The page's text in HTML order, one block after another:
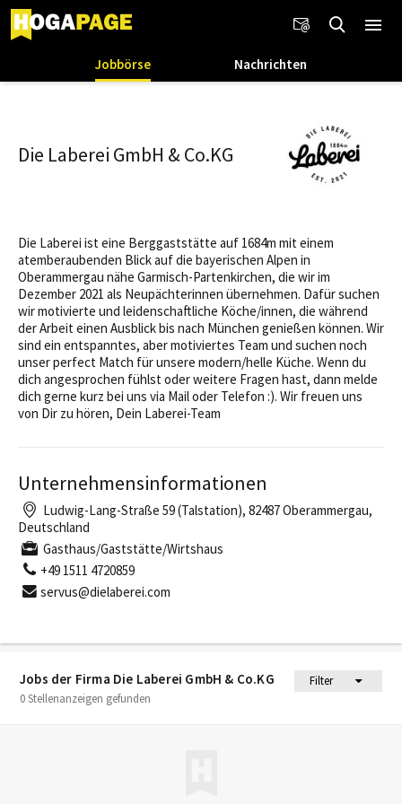
Jobbörse Nachrichten
Jobs der Firma Die Laberei GmbH & Co.KG
Filter
0 Stellenanzeigen gefunden
Die Laberei GmbH & Co.KG
Die Laberei ist eine Berggaststätte auf 1684m mit einem
atemberaubenden Blick auf die bayerischen Alpen in
Oberammergau nähe Garmisch-Partenkirchen, die wir im
Dezember 2021 als Neupächterinnen übernehmen. Dafür suchen
wir motivierte und leidenschaftliche Köche/innen, die während
der Arbeit einen Ausblick bis nach München genießen können. Wir
sind ein entspanntes, aber motiviertes Team und suchen noch
unser perfect Match für unsere modern/helle Küche. Wenn du
dich angesprochen fühlst oder weitere Fragen hast, dann melde
dich gerne kurz bei uns via Mail oder Telefon :). Wir freuen uns
von Dir zu hören, Dein Laberei-Team
Unternehmensinformationen
Ludwig-Lang-Straße 59 (Talstation), 82487 Oberammergau,
Deutschland
Gasthaus/Gaststätte/Wirtshaus
+49 1511 4720859
servus@dielaberei.com